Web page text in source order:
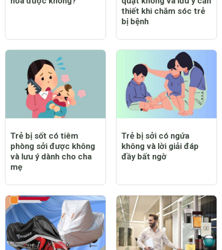
Trẻ bị sởi có nằm điều
hòa được không?
Trẻ bị sởi có được bật
quạt không và lưu ý cần
thiết khi chăm sóc trẻ
bị bệnh
Trẻ bị sốt có tiêm
phòng sởi được không
và lưu ý dành cho cha
mẹ
Trẻ bị sởi có ngứa
không và lời giải đáp
đầy bất ngờ